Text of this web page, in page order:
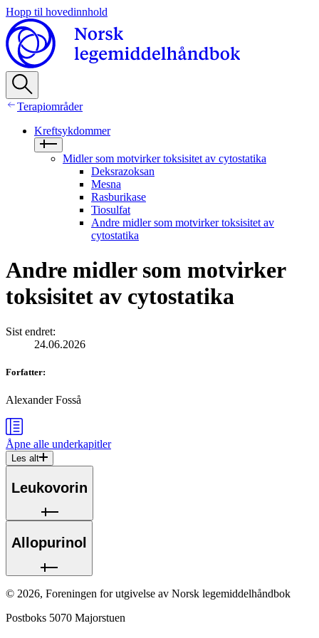
Hopp til hovedinnhold
Terapiområder
Kreftsykdommer
Midler som motvirker toksisitet av cytostatika
Deksrazoksan
Mesna
Rasburikase
Tiosulfat
Andre midler som motvirker toksisitet av
cytostatika
Andre midler som motvirker
toksisitet av cytostatika
Sist endret:
24.06.2026
Forfatter:
Alexander Fosså
Åpne alle underkapitler
Les alt
Leukovorin
Allopurinol
© 2026, Foreningen for utgivelse av Norsk legemiddelhåndbok
Postboks 5070 Majorstuen